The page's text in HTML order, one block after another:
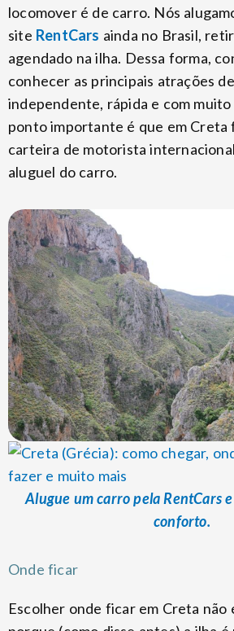
locomover é de carro. Nós
site RentCars ainda no Brasil,
agendado na ilha. Dessa forma,
conhecer as principais atrações
independente, rápida e com
ponto importante é que em Creta
carteira de motorista
aluguel do carro.
Alugue um carro pela RentCars
conforto.
Onde ficar
Escolher onde ficar em Creta não